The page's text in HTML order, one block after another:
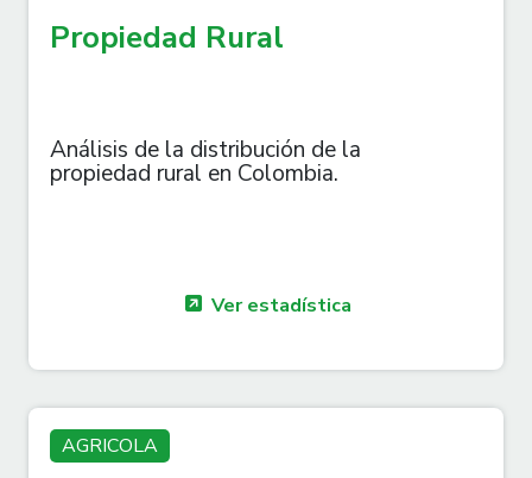
Propiedad Rural
Análisis de la distribución de la
propiedad rural en Colombia.
Ver estadística
AGRICOLA